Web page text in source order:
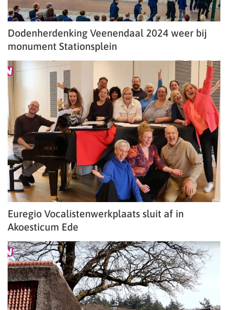
Dodenherdenking Veenendaal 2024 weer bij
monument Stationsplein
Euregio Vocalistenwerkplaats sluit af in
Akoesticum Ede